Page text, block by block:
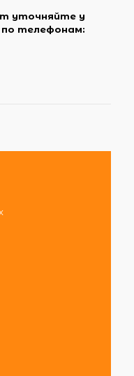
уточняйте у
телефонам: